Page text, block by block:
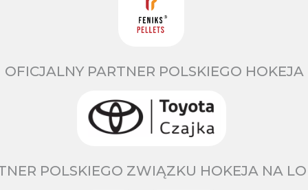
OFICJALNY PARTNER POLSKIEGO HOKEJA
POLSKIEGO ZWIĄZKU HOKEJA NA